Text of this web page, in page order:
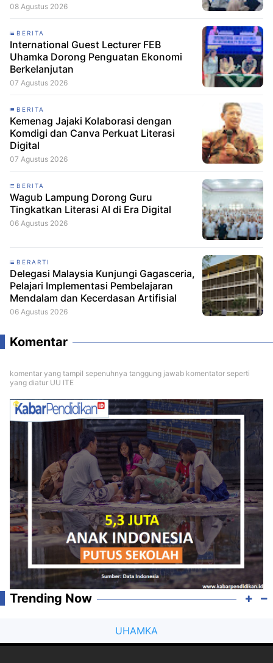
08 Agustus 2026
BERITA
International Guest Lecturer FEB
Uhamka Dorong Penguatan Ekonomi
Berkelanjutan
07 Agustus 2026
BERITA
Kemenag Jajaki Kolaborasi dengan
Komdigi dan Canva Perkuat Literasi
Digital
07 Agustus 2026
BERITA
Wagub Lampung Dorong Guru
Tingkatkan Literasi AI di Era Digital
06 Agustus 2026
BERARTI
Delegasi Malaysia Kunjungi Gagasceria,
Pelajari Implementasi Pembelajaran
Mendalam dan Kecerdasan Artifisial
06 Agustus 2026
Komentar
komentar yang tampil sepenuhnya tanggung jawab komentator seperti
yang diatur UU ITE
Trending Now
UHAMKA